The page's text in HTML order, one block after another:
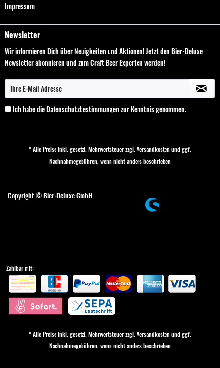
Impressum
Newsletter
Wir informieren Dich über Neuigkeiten und Aktionen! Jetzt den Bier-Deluxe
Newsletter abonnieren und zum Craft Beer Experten werden!
Ich habe dieDatenschutzbestimmungenzur Kenntnis genommen.
* Alle Preise inkl. gesetzl. Mehrwertsteuer zzgl. Versandkostenund ggf.
Nachnahmegebühren, wenn nicht anders beschrieben
Copyright © Bier-Deluxe GmbH
Zahlbar mit:
* Alle Preise inkl. gesetzl. Mehrwertsteuer zzgl. Versandkostenund ggf.
Nachnahmegebühren, wenn nicht anders beschrieben